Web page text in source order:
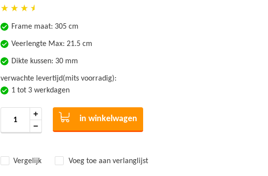
Frame maat: 305 cm
Veerlengte Max: 21.5 cm
Dikte kussen: 30 mm
verwachte levertijd(mits voorradig):
1 tot 3 werkdagen
in winkelwagen
Vergelijk Voeg toe aan verlanglijst